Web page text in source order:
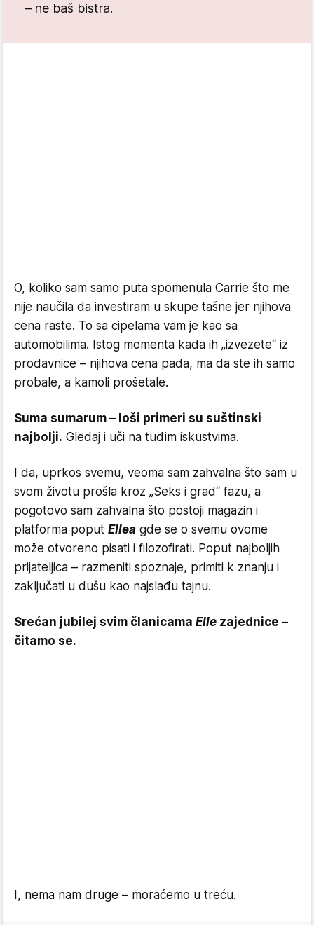
– ne baš bistra.
O, koliko sam samo puta spomenula Carrie što me
nije naučila da investiram u skupe tašne jer njihova
cena raste. To sa cipelama vam je kao sa
automobilima. Istog momenta kada ih „izvezete“ iz
prodavnice – njihova cena pada, ma da ste ih samo
probale, a kamoli prošetale.
Suma sumarum – loši primeri su suštinski
najbolji. Gledaj i uči na tuđim iskustvima.
I da, uprkos svemu, veoma sam zahvalna što sam u
svom životu prošla kroz „Seks i grad“ fazu, a
pogotovo sam zahvalna što postoji magazin i
platforma poput Ellea gde se o svemu ovome
može otvoreno pisati i filozofirati. Poput najboljih
prijateljica – razmeniti spoznaje, primiti k znanju i
zaključati u dušu kao najslađu tajnu.
Srećan jubilej svim članicama Elle zajednice –
čitamo se.
I, nema nam druge – moraćemo u treću.